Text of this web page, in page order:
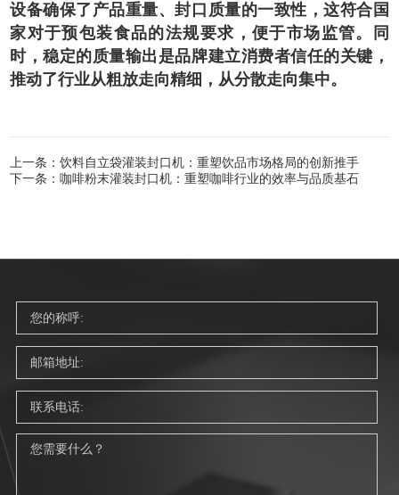
设备确保了产品重量、封口质量的一致性，这符合国
家对于预包装食品的法规要求，便于市场监管。同
时，稳定的质量输出是品牌建立消费者信任的关键，
推动了行业从粗放走向精细，从分散走向集中。
上一条：饮料自立袋灌装封口机：重塑饮品市场格局的创新推手
下一条：咖啡粉末灌装封口机：重塑咖啡行业的效率与品质基石